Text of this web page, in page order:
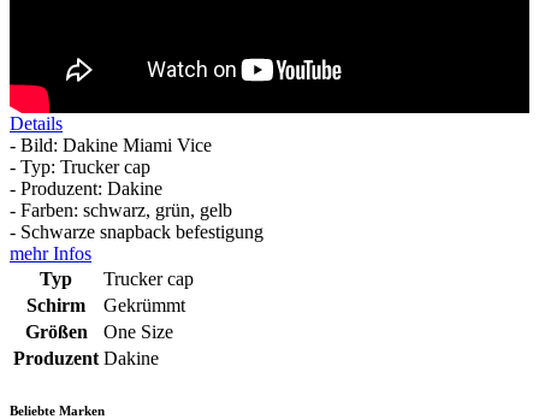
Details
- Bild: Dakine Miami Vice
- Typ: Trucker cap
- Produzent: Dakine
- Farben: schwarz, grün, gelb
- Schwarze snapback befestigung
mehr Infos
Typ
Trucker cap
Schirm
Gekrümmt
Größen
One Size
Produzent Dakine
Beliebte Marken